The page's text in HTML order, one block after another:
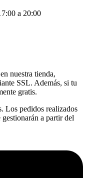
a 20:00
nuestra tienda,
SSL. Además, si tu
gratis.
Los pedidos realizados
a partir del